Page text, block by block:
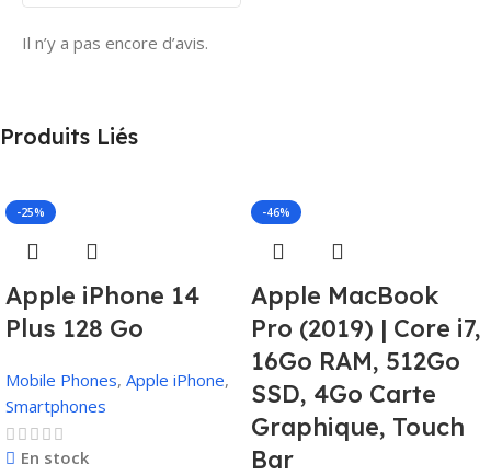
Il n’y a pas encore d’avis.
Produits Liés
-25%
Apple iPhone 14
Plus 128 Go
Mobile Phones, Apple iPhone,
Smartphones
En stock
-46%
Apple MacBook
Pro (2019) | Core i7,
16Go RAM, 512Go
SSD, 4Go Carte
Graphique, Touch
Bar